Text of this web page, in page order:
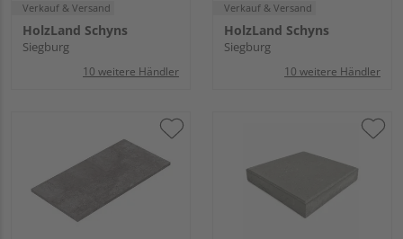
Verkauf & Versand
HolzLand Schyns
Siegburg
10 weitere Händler
Verkauf & Versand
HolzLand Schyns
Siegburg
10 weitere Händler